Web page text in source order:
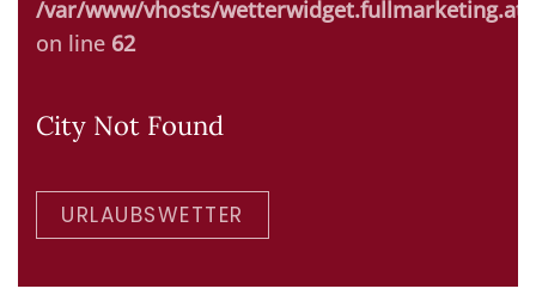
/var/www/vhosts/
on line 62
City Not Found
URLAUBSWETTER